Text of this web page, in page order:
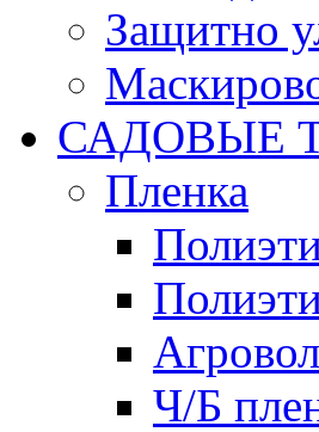
Защитно
САДОВЫЕ
Пленка
Ч/Б